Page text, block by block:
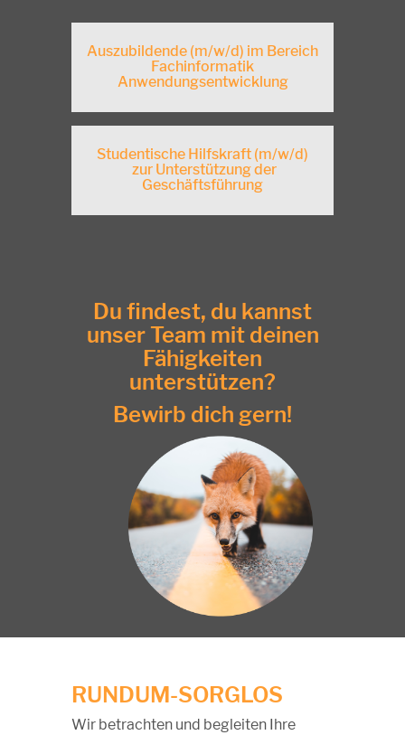
Auszubildende (m/w/d) im Bereich
Fachinformatik
Anwendungsentwicklung
Studentische Hilfskraft (m/w/d)
zur Unterstützung der
Geschäftsführung
Du findest, du kannst
unser Team mit deinen
Fähigkeiten
unterstützen?
Bewirb dich gern!
RUNDUM-SORGLOS
Wir betrachten und begleiten Ihre